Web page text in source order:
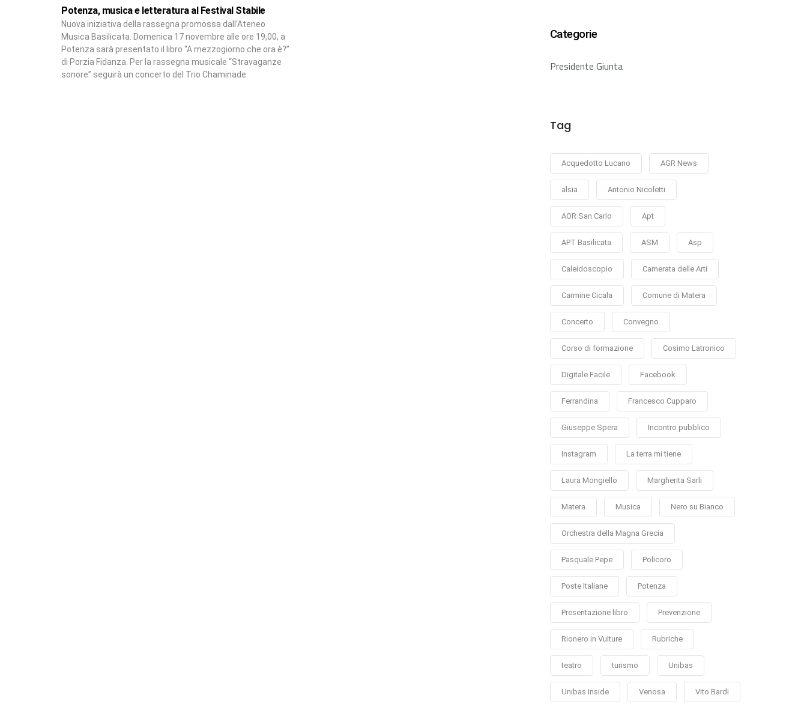
Potenza, musica e letteratura al Festival Stabile
Nuova iniziativa della rassegna promossa dall’Ateneo
Musica Basilicata. Domenica 17 novembre alle ore 19,00, a
Potenza sarà presentato il libro “A mezzogiorno che ora è?”
di Porzia Fidanza. Per la rassegna musicale “Stravaganze
sonore” seguirà un concerto del Trio Chaminade
Categorie
Presidente Giunta
Tag
Acquedotto Lucano AGR News
alsia Antonio Nicoletti
AOR San Carlo Apt
APT Basilicata ASM Asp
Caleidoscopio Camerata delle Arti
Carmine Cicala Comune di Matera
Concerto Convegno
Corso di formazione Cosimo Latronico
Digitale Facile Facebook
Ferrandina Francesco Cupparo
Giuseppe Spera Incontro pubblico
Instagram La terra mi tiene
Laura Mongiello Margherita Sarli
Matera Musica Nero su Bianco
Orchestra della Magna Grecia
Pasquale Pepe Policoro
Poste Italiane Potenza
Presentazione libro Prevenzione
Rionero in Vulture Rubriche
teatro turismo Unibas
Unibas Inside Venosa Vito Bardi